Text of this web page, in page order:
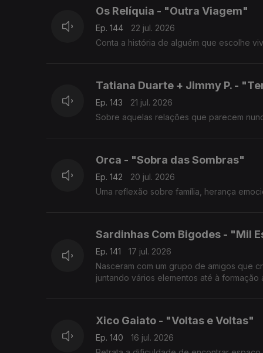
Os Relíquia - "Outra Viagem"
Ep. 144
22 jul. 2026
Conta a história de alguém que escolhe
Tatiana Duarte + Jimmy P. -
Ep. 143
21 jul. 2026
Sobre aquelas relações que parecem
Orca - "Sobra das Sombras"
Ep. 142
20 jul. 2026
Uma reflexão sobre família, herança
Sardinhas Com Bigodes - "Mil
Ep. 141
17 jul. 2026
Nasceram com um grupo de amigos que
juntando vários elementos até à formação
Xico Gaiato - "Voltas e Voltas"
Ep. 140
16 jul. 2026